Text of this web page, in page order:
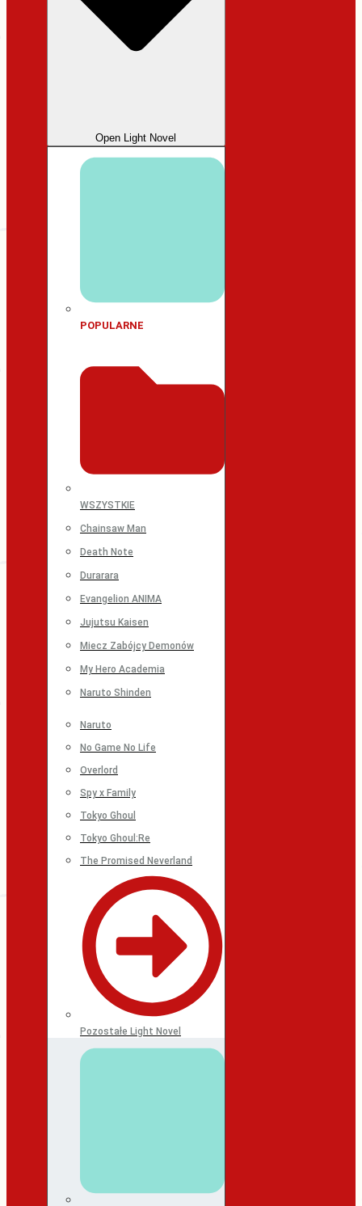
Open Light Novel
POPULARNE
WSZYSTKIE
Chainsaw Man
Death Note
Durarara
Evangelion ANIMA
Jujutsu Kaisen
Miecz Zabójcy Demonów
My Hero Academia
Naruto Shinden
Naruto
No Game No Life
Overlord
Spy x Family
Tokyo Ghoul
Tokyo Ghoul:Re
The Promised Neverland
Pozostałe Light Novel